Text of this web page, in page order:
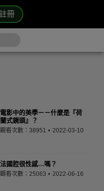
冊
電影中的美學－－什麼是『荷
蘭式鏡頭』？
觀看次數：38951 2022-03-10
法國腔很性感…嗎？
觀看次數：25063 2022-06-16